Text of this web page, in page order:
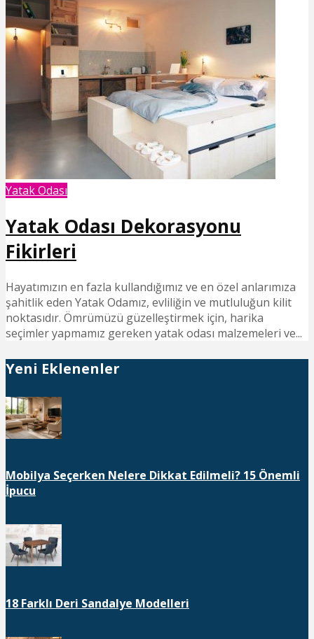
Yatak Odası
Yatak Odası Dekorasyonu
Fikirleri
Hayatımızın en fazla kullandığımız ve en özel anlarımıza
şahitlik eden Yatak Odamız, evliliğin ve mutluluğun kilit
noktasıdır. Ömrümüzü güzelleştirmek için, harika
seçimler yapmamız gereken yatak odası malzemeleri ve...
Yeni Eklenenler
Mobilya Seçerken Nelere Dikkat Edilmeli? 15 Önemli
İpucu
18 Farklı Deri Sandalye Modelleri